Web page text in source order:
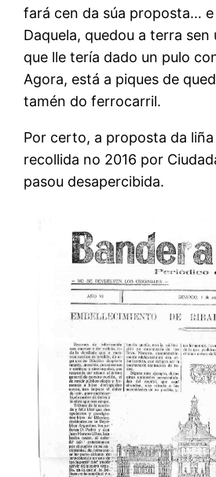
fará cen da súa proposta… e
Daquela, quedou a terra
que lle tería dado un pulo
Agora, está a piques de
tamén do ferrocarril.
Por certo, a proposta da
recollida no 2016 por
pasou desapercibida.